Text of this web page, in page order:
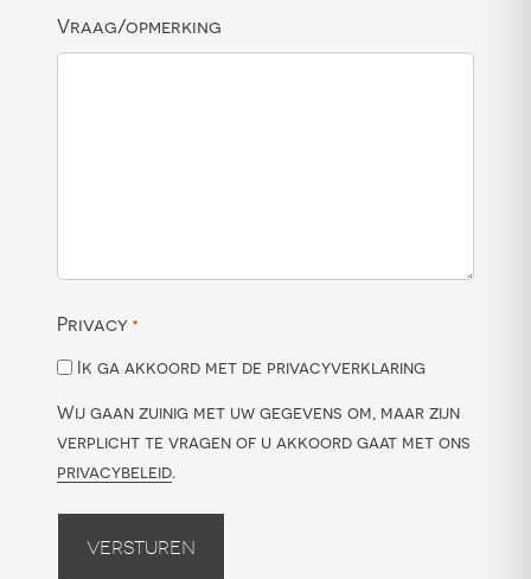
Vraag/opmerking
Privacy *
Ik ga akkoord met de privacyverklaring
Wij gaan zuinig met uw gegevens om, maar zijn
verplicht te vragen of u akkoord gaat met ons
privacybeleid.
Versturen